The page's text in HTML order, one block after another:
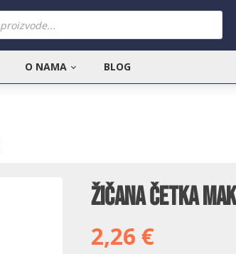
O NAMA BLOG
Žičana četka
2,26 €